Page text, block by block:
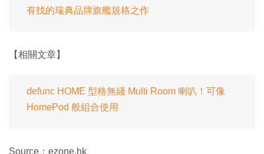
有找的瑞典品牌旗艦規格之作
【相關文章】
defunc HOME 型格無綫 Multi Room 喇叭！可像
HomePod 般組合使用
Source：ezone.hk